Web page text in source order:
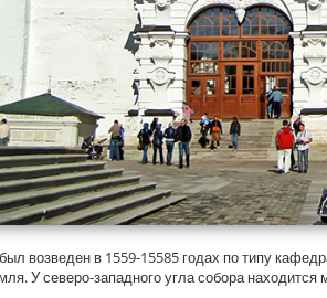
возведен в 1559-15585 годах по типу
У северо-западного угла собора